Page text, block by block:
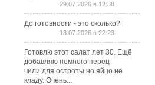
29.07.2026 в 12:38
До готовности - это сколько?
13.07.2026 в 22:23
Готовлю этот салат лет 30. Ещё
добавляю немного перец
чили,для остроты,но яйцо не
кладу. Очень...